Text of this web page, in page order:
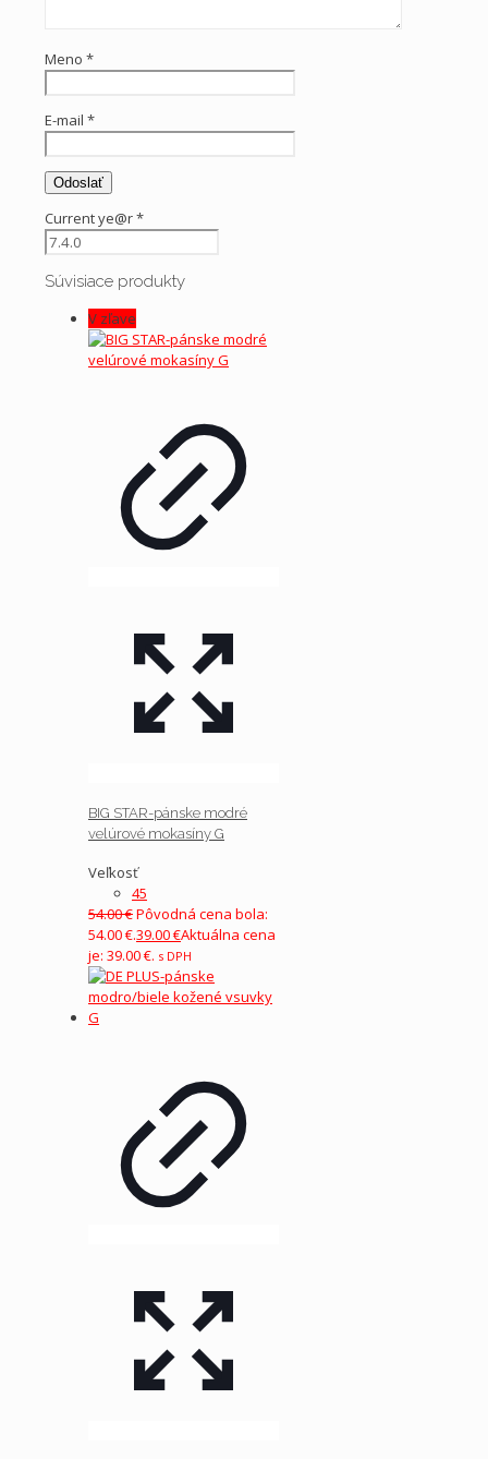
Meno *
E-mail *
Current ye@r*
Súvisiace produkty
V zľave
BIG STAR-pánske modré
velúrové mokasíny G
Veľkosť
45
54.00€Pôvodná cena bola:
54.00 €.39.00€Aktuálna cena
je: 39.00 €. s DPH